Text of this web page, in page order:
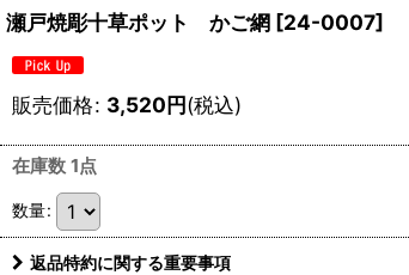
瀬戸焼彫十草ポット かご網 [24-0007]
販売価格: 3,520円(税込)
在庫数 1点
数量:
返品特約に関する重要事項